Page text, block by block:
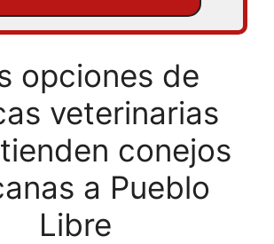
opciones de
veterinarias
conejos
a Pueblo
Libre